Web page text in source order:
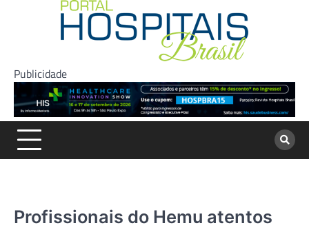
Publicidade
Profissionais do Hemu atentos